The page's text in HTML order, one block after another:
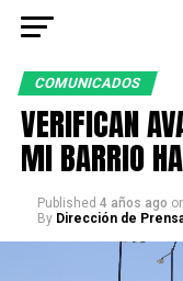
COMUNICADOS
VERIFICAN
MI BARRIO
Published 4 años ago
By Dirección de